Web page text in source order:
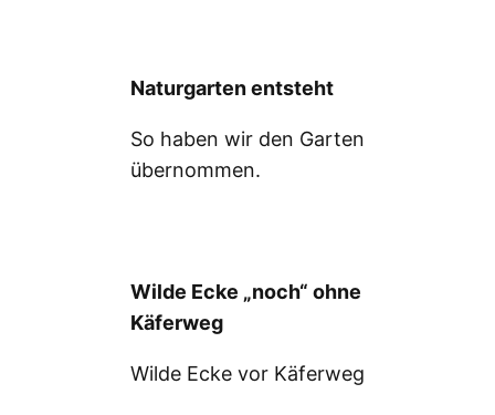
Naturgarten entsteht
So haben wir den Garten
übernommen.
Wilde Ecke „noch“ ohne
Käferweg
Wilde Ecke vor Käferweg